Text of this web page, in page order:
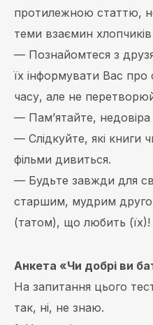
протилежною статтю,
теми взаємин хлопчиків
— Познайомтеся з
їх інформувати Вас
часу, але не
— Пам’ятайте,
— Слідкуйте, які книги
фільми дивиться.
— Будьте завжди для
старшим, мудрим
(татом), що любить (їх)!
Анкета «Чи добрі ви
На запитання цього
так, ні, не знаю.